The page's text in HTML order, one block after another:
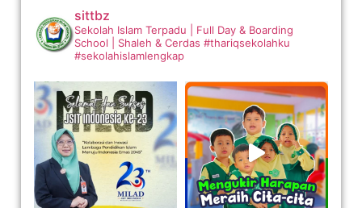
sittbz
Sekolah Islam Terpadu | Full Day & Boarding
School | Shaleh & Cerdas #thariqsekolahku
#sekolahislamlengkap